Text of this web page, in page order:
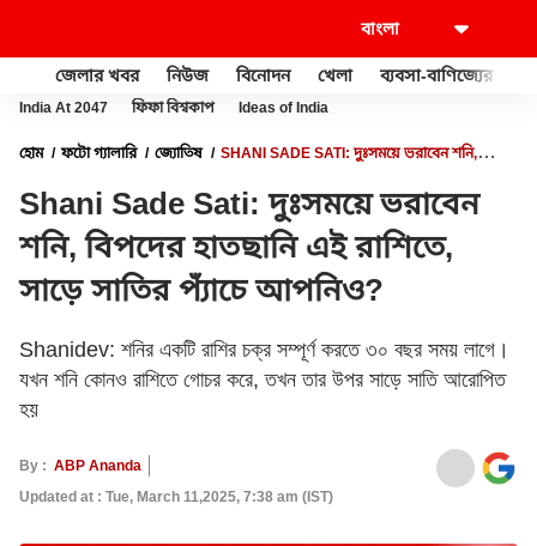
জেলার খবর নিউজ বিনোদন খেলা ব্যবসা-বাণিজ্যের
India At 2047 ফিফা বিশ্বকাপ Ideas of India
হোম ফটো গ্যালারি জ্যোতিষ
SHANI SADE SATI: দুঃসময়ে ভরাবেন শনি,
Shani Sade Sati: দুঃসময়ে ভরাবেন
শনি, বিপদের হাতছানি এই রাশিতে,
সাড়ে সাতির প্যাঁচে আপনিও?
Shanidev: শনির একটি রাশির চক্র সম্পূর্ণ করতে ৩০ বছর সময় লাগে।
যখন শনি কোনও রাশিতে গোচর করে, তখন তার উপর সাড়ে সাতি আরোপিত
হয়
By : ABP Ananda
Updated at : Tue, March 11,2025, 7:38 am (IST)